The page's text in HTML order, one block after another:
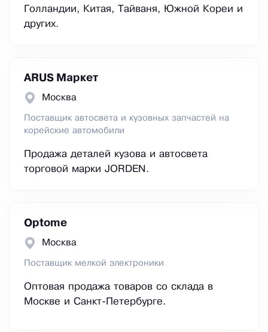
Голландии, Китая, Тайваня, Южной Кореи и
других.
ARUS Маркет
Москва
Поставщик автосвета и кузовных запчастей на
корейские автомобили
Продажа деталей кузова и автосвета
торговой марки JORDEN.
Optome
Москва
Поставщик мелкой электроники
Оптовая продажа товаров со склада в
Москве и Санкт-Петербурге.